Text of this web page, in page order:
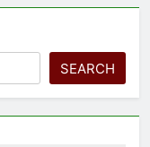
SEARCH